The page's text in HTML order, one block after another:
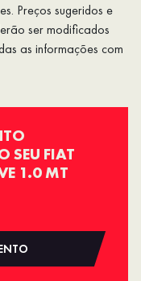
Preços sugeridos e
ser modificados
as informações com
SEU FIAT
1.0 MT